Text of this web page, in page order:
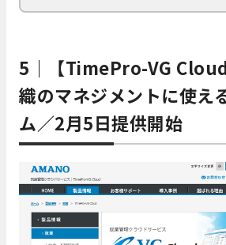
5｜【TimePro-VG
織のマネジメントに使え
ム／2月5日提供開始